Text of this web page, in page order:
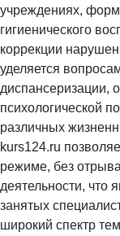
учреждениях,
гигиенического
коррекции
уделяется
диспансеризации,
психологической
различных
kurs124.ru
режиме, без
деятельности, что
занятых
широкий спектр